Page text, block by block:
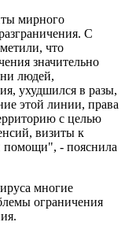
мирного
С
что
значительно
людей,
ухудшился в разы,
этой линии, права
с целью
визиты к
помощи", - пояснила
многие
ограничения